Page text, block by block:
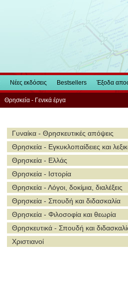
Νέες εκδόσεις Bestsellers Έξοδα
Θρησκεία - Γενικά έργα
Γυναίκα - Θρησκευτικές απόψεις
Θρησκεία - Εγκυκλοπαίδειες και
Θρησκεία - Ελλάς
Θρησκεία - Ιστορία
Θρησκεία - Λόγοι, δοκίμια, διαλέξεις
Θρησκεία - Σπουδή και διδασκαλία
Θρησκεία - Φιλοσοφία και θεωρία
Θρησκευτικά - Σπουδή και
Χριστιανοί